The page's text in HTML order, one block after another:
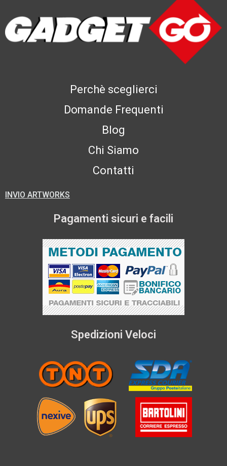
Perchè sceglierci
Domande Frequenti
Blog
Chi Siamo
Contatti
INVIO ARTWORKS
Pagamenti sicuri e facili
Spedizioni Veloci